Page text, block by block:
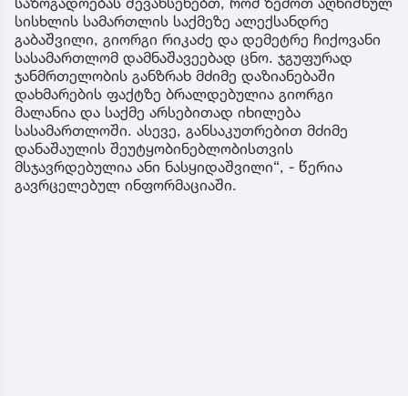
სისხლის სამართლის საქმეზე ალექსანდრე
გაბაშვილი, გიორგი რიკაძე და დემეტრე ჩიქოვანი
სასამართლომ დამნაშავეებად ცნო. ჯგუფურად
ჯანმრთელობის განზრახ მძიმე დაზიანებაში
დახმარების ფაქტზე ბრალდებულია გიორგი
მალანია და საქმე არსებითად იხილება
სასამართლოში. ასევე, განსაკუთრებით მძიმე
დანაშაულის შეუტყობინებლობისთვის
მსჯავრდებულია ანი ნასყიდაშვილი“, - წერია
გავრცელებულ ინფორმაციაში.